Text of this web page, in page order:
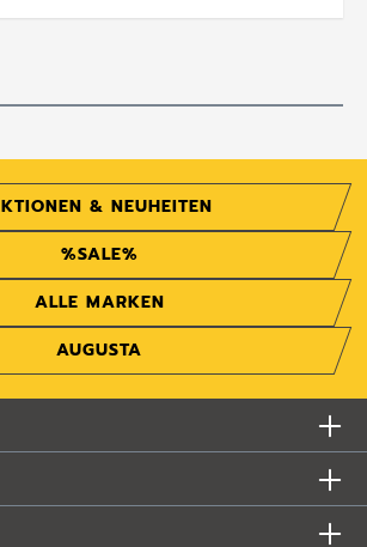
& NEUHEITEN
%SALE%
ALLE MARKEN
AUGUSTA